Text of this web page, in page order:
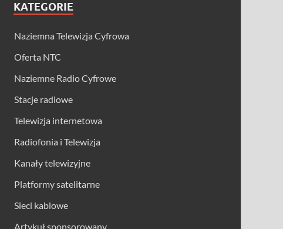
KATEGORIE
Naziemna Telewizja Cyfrowa
Oferta NTC
Naziemne Radio Cyfrowe
Stacje radiowe
Telewizja internetowa
Radiofonia i Telewizja
Kanały telewizyjne
Platformy satelitarne
Sieci kablowe
Artykuł sponsorowany